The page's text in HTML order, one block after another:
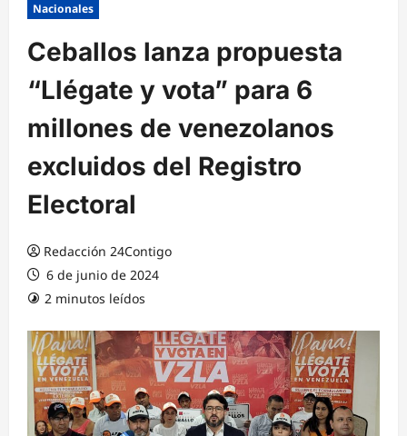
Nacionales
Ceballos lanza propuesta
“Llégate y vota” para 6
millones de venezolanos
excluidos del Registro
Electoral
Redacción 24Contigo
6 de junio de 2024
2 minutos leídos